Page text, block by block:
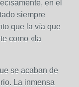
en el
siempre
que la vía que
como «la
se acaban de
La inmensa